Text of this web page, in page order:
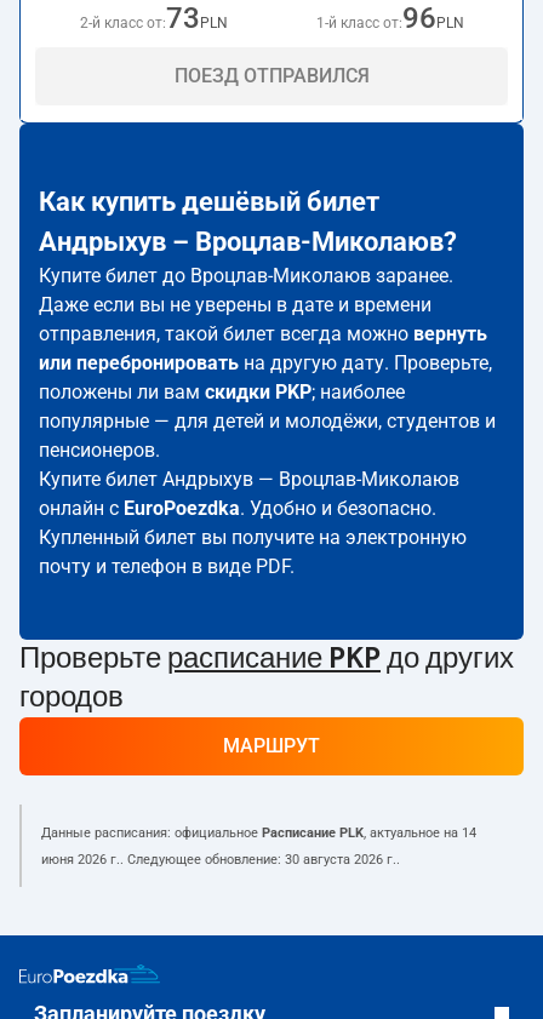
2-й класс от:73 PLN 1-й класс от:96 PLN
ПОЕЗД ОТПРАВИЛСЯ
Как купить дешёвый билет
Андрыхув – Вроцлав-Миколаюв?
Купите билет до Вроцлав-Миколаюв заранее.
Даже если вы не уверены в дате и времени
отправления, такой билет всегда можно вернуть
или перебронировать на другую дату. Проверьте,
положены ли вам скидки PKP; наиболее
популярные — для детей и молодёжи, студентов и
пенсионеров.
Купите билет Андрыхув — Вроцлав-Миколаюв
онлайн с EuroPoezdka. Удобно и безопасно.
Купленный билет вы получите на электронную
почту и телефон в виде PDF.
Проверьте расписание PKP до других
городов
МАРШРУТ
Данные расписания: официальное Расписание PLK, актуальное на 14
июня 2026 г.. Следующее обновление: 30 августа 2026 г..
Запланируйте поездку